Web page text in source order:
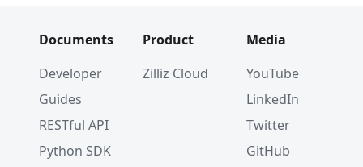
Documents
Developer
Guides
RESTful API
Python SDK
Product
Zilliz Cloud
Media
YouTube
LinkedIn
Twitter
GitHub